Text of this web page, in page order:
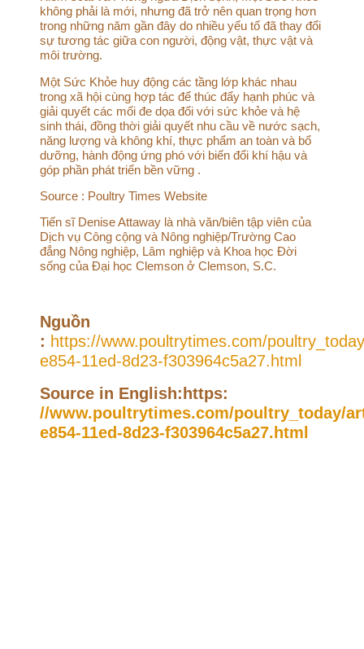
không phải là mới, nhưng đã trở nên quan trọng hơn
trong những năm gần đây do nhiều yếu tố đã thay đổi
sự tương tác giữa con người, động vật, thực vật và
môi trường.
Một Sức Khỏe huy động các tầng lớp khác nhau
trong xã hội cùng hợp tác để thúc đẩy hạnh phúc và
giải quyết các mối đe dọa đối với sức khỏe và hệ
sinh thái, đồng thời giải quyết nhu cầu về nước sạch,
năng lượng và không khí, thực phẩm an toàn và bổ
dưỡng, hành động ứng phó với biến đổi khí hậu và
góp phần phát triển bền vững .
Source : Poultry Times Website
Tiến sĩ Denise Attaway là nhà văn/biên tập viên của
Dịch vụ Công cộng và Nông nghiệp/Trường Cao
đẳng Nông nghiệp, Lâm nghiệp và Khoa học Đời
sống của Đại học Clemson ở Clemson, S.C.
Nguồn
: https://www.poultrytimes.com/
e854-11ed-8d23-f303964c5a27.html
Source in English:https:
//www.poultrytimes.com/poultry_today/
e854-11ed-8d23-f303964c5a27.html